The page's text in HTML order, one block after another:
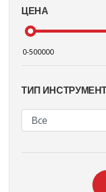
ЦЕНА
ТИП